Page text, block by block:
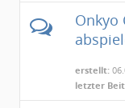
Onkyo
erstellt:
letzter